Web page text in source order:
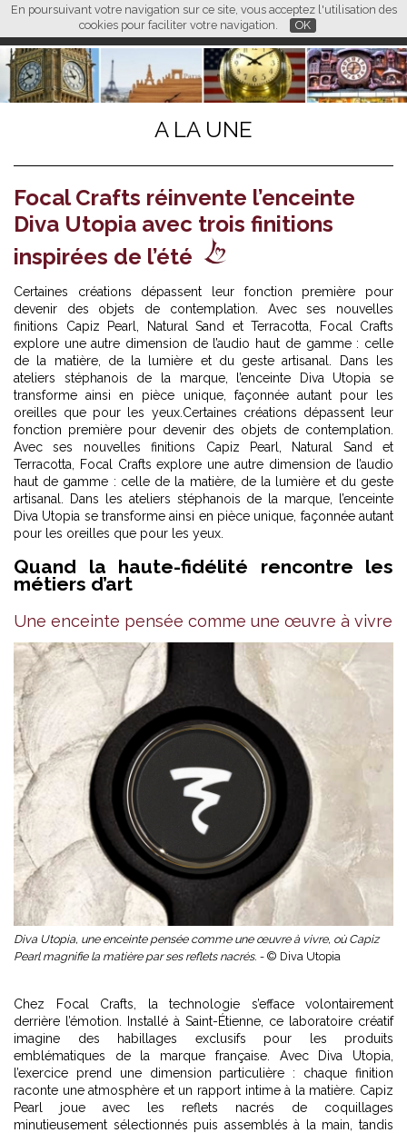
En poursuivant votre navigation sur ce site, vous acceptez l'utilisation des
cookies pour faciliter votre navigation.
OK
FR EN CN
L M
A LA UNE
Focal Crafts réinvente l’enceinte
Diva Utopia avec trois finitions
inspirées de l’été
Certaines créations dépassent leur fonction première pour
devenir des objets de contemplation. Avec ses nouvelles
finitions Capiz Pearl, Natural Sand et Terracotta, Focal Crafts
explore une autre dimension de l’audio haut de gamme : celle
de la matière, de la lumière et du geste artisanal. Dans les
ateliers stéphanois de la marque, l’enceinte Diva Utopia se
transforme ainsi en pièce unique, façonnée autant pour les
oreilles que pour les yeux.Certaines créations dépassent leur
fonction première pour devenir des objets de contemplation.
Avec ses nouvelles finitions Capiz Pearl, Natural Sand et
Terracotta, Focal Crafts explore une autre dimension de l’audio
haut de gamme : celle de la matière, de la lumière et du geste
artisanal. Dans les ateliers stéphanois de la marque, l’enceinte
Diva Utopia se transforme ainsi en pièce unique, façonnée autant
pour les oreilles que pour les yeux.
Quand la haute-fidélité rencontre les
métiers d’art
Une enceinte pensée comme une œuvre à vivre
Diva Utopia, une enceinte pensée comme une œuvre à vivre, où Capiz
Pearl magnifie la matière par ses reflets nacrés. - © Diva Utopia
Chez Focal Crafts, la technologie s’efface volontairement
derrière l’émotion. Installé à Saint-Étienne, ce laboratoire créatif
imagine des habillages exclusifs pour les produits
emblématiques de la marque française. Avec Diva Utopia,
l’exercice prend une dimension particulière : chaque finition
raconte une atmosphère et un rapport intime à la matière. Capiz
Pearl joue avec les reflets nacrés de coquillages
minutieusement sélectionnés puis assemblés à la main, tandis